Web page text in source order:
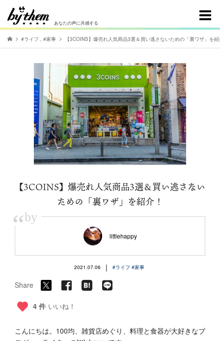
あなたの声に共感する
#ライフ , #家事 【3COINS】爆売れ人気商品3選＆買い逃さないための「裏ワザ」を
【3COINS】爆売れ人気商品3選＆買い逃さない
ための「裏ワザ」を紹介！
“by
littlehappy
2021.07.06 | #ライフ #家事
Share
4 件 いいね！
こんにちは。100均、雑貨店めぐり、料理と食器が大好きなブ